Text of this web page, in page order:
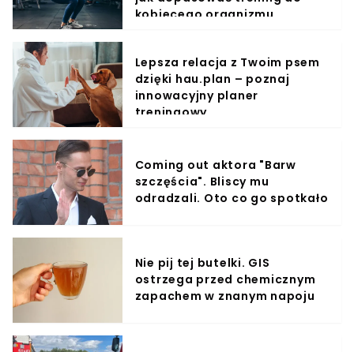
kobiecego organizmu
Lepsza relacja z Twoim psem
dzięki hau.plan – poznaj
innowacyjny planer
treningowy
Coming out aktora "Barw
szczęścia". Bliscy mu
odradzali. Oto co go spotkało
Nie pij tej butelki. GIS
ostrzega przed chemicznym
zapachem w znanym napoju